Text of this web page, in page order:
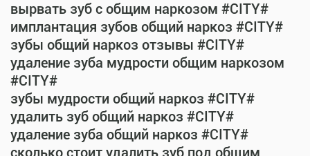
вырвать зуб с общим наркозом #CITY#
имплантация зубов общий наркоз #CITY#
зубы общий наркоз отзывы #CITY#
удаление зуба мудрости общим наркозом
#CITY#
зубы мудрости общий наркоз #CITY#
удалить зуб общий наркоз #CITY#
удаление зуба общий наркоз #CITY#
сколько стоит удалить зуб под общим